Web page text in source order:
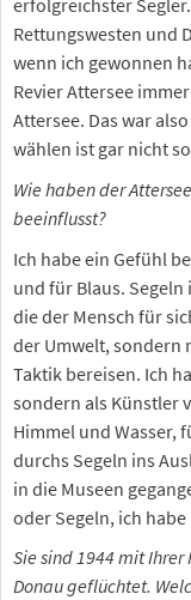
erfolgreichster
Rettungswesten und
wenn ich gewonnen
Revier Attersee
Attersee. Das war
wählen ist gar nicht
Wie haben der
beeinflusst?
Ich habe ein Gefühl
und für Blaus.
die der Mensch für
der Umwelt, sondern
Taktik bereisen. Ich
sondern als Künstler
Himmel und Wasser,
durchs Segeln ins
in die Museen
oder Segeln, ich
Sie sind 1944 mit
Donau geflüchtet.